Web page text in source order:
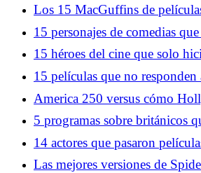
Los 15 MacGuffins de
15 personajes de comedias
vecinos
15 héroes del cine que solo
difíciles
15 películas que no responden
preguntas
America 250 versus cómo
último cumpleaños
5 programas sobre británicos
miserables para celebrar el 4 de
14 actores que pasaron
confundidos
Las mejores versiones de